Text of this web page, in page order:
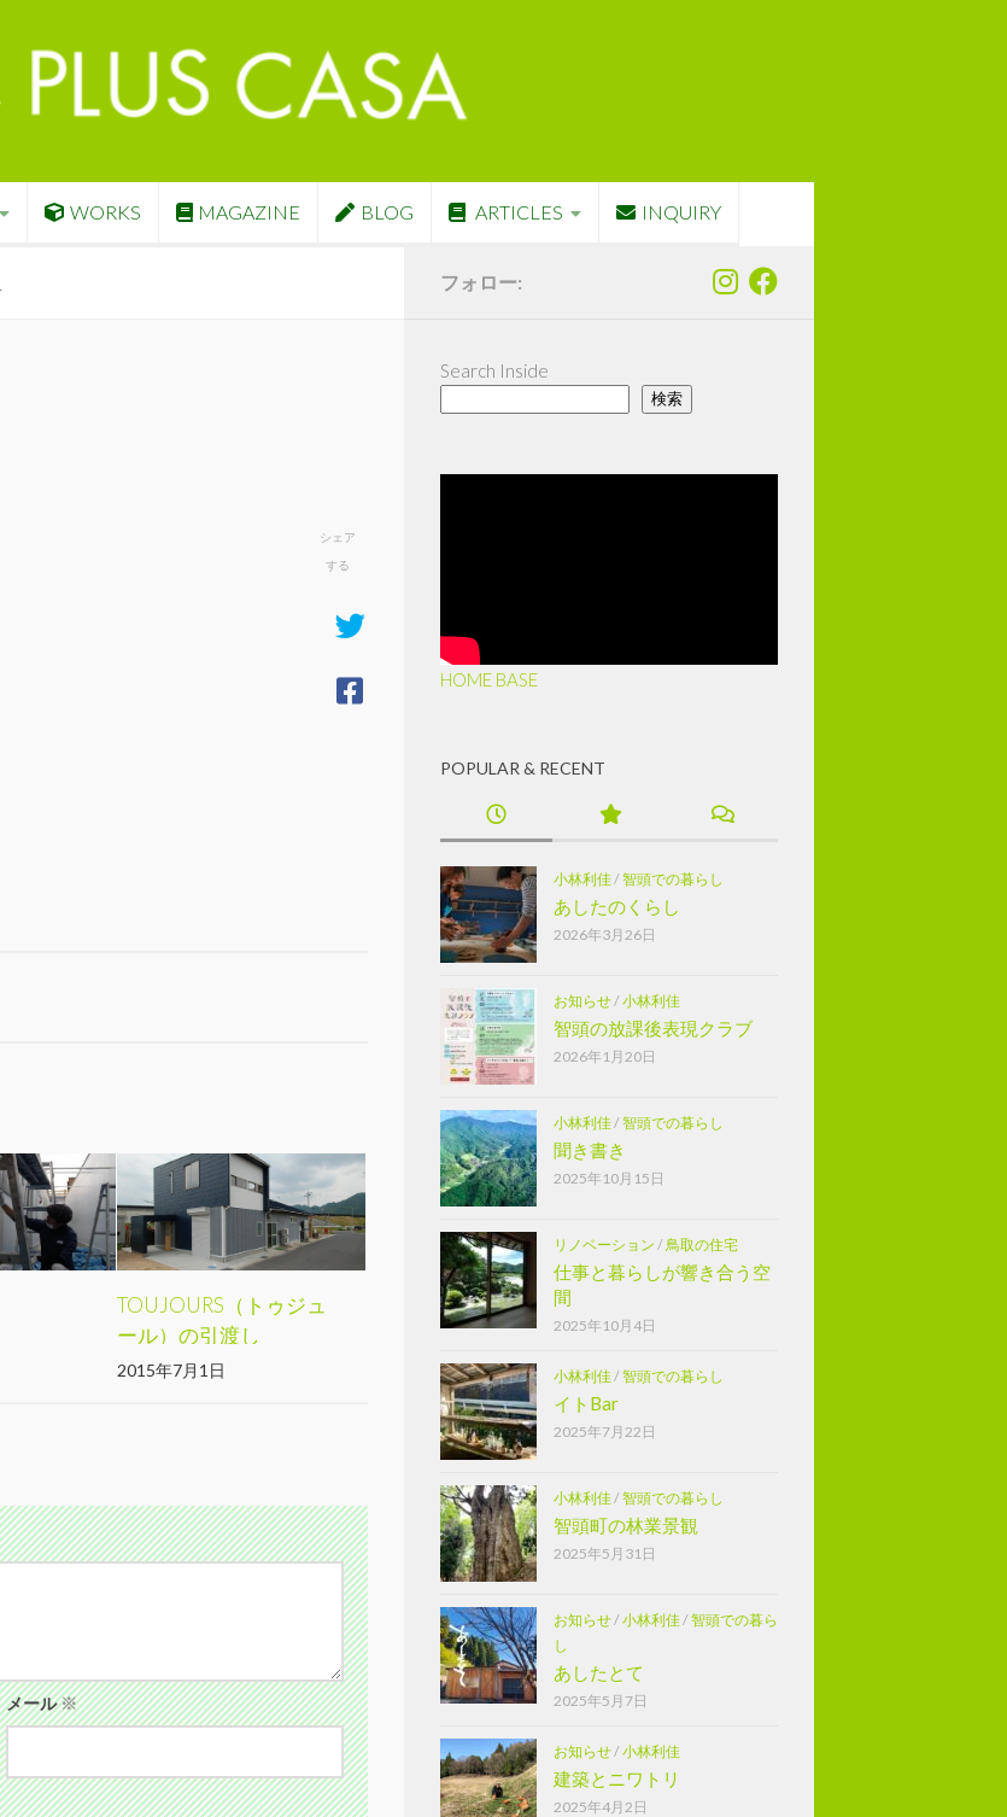
WORKS MAGAZINE BLOG ARTICLES INQUIRY
シェア
する
TOUJOURS（トゥジュ
ール）の引渡し
2015年7月1日
メール※
フォロー:
Search Inside
検索
HOME BASE
POPULAR & RECENT
小林利佳/智頭での暮らし
あしたのくらし
2026年3月26日
お知らせ/小林利佳
智頭の放課後表現クラブ
2026年1月20日
小林利佳/智頭での暮らし
聞き書き
2025年10月15日
リノベーション / 鳥取の住宅
仕事と暮らしが響き合う空
間
2025年10月4日
小林利佳/智頭での暮らし
イトBar
2025年7月22日
小林利佳/智頭での暮らし
智頭町の林業景観
2025年5月31日
お知らせ/小林利佳/智頭での暮ら
し
あしたとて
2025年5月7日
お知らせ/小林利佳
建築とニワトリ
2025年4月2日